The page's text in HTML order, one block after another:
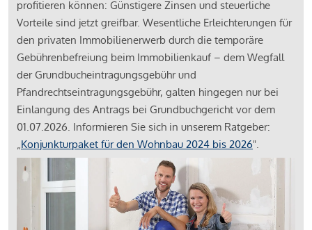
profitieren können: Günstigere Zinsen und steuerliche
Vorteile sind jetzt greifbar. Wesentliche Erleichterungen für
den privaten Immobilienerwerb durch die temporäre
Gebührenbefreiung beim Immobilienkauf – dem Wegfall
der Grundbucheintragungsgebühr und
Pfandrechtseintragungsgebühr, galten hingegen nur bei
Einlangung des Antrags bei Grundbuchgericht vor dem
01.07.2026. Informieren Sie sich in unserem Ratgeber:
„Konjunkturpaket für den Wohnbau 2024 bis 2026".